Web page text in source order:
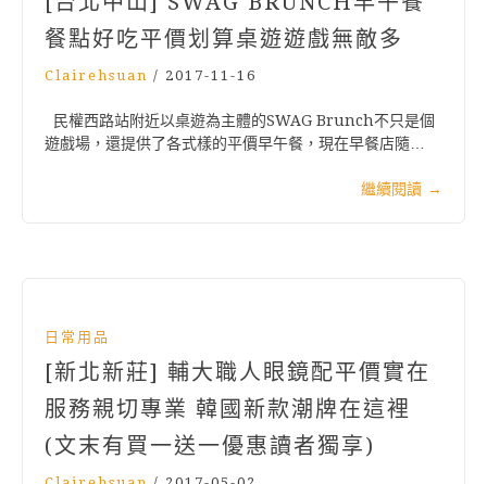
餐點好吃平價划算桌遊遊戲無敵多
Clairehsuan / 2017-11-16
民權西路站附近以桌遊為主體的SWAG Brunch不只是個
遊戲場，還提供了各式樣的平價早午餐，現在早餐店隨…
繼續閱讀 →
日常用品
[新北新莊] 輔大職人眼鏡配平價實在
服務親切專業 韓國新款潮牌在這裡
(文末有買一送一優惠讀者獨享)